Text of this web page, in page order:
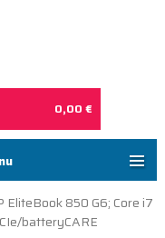
0,00 €
EliteBook 850 G6; Core i7
batteryCARE